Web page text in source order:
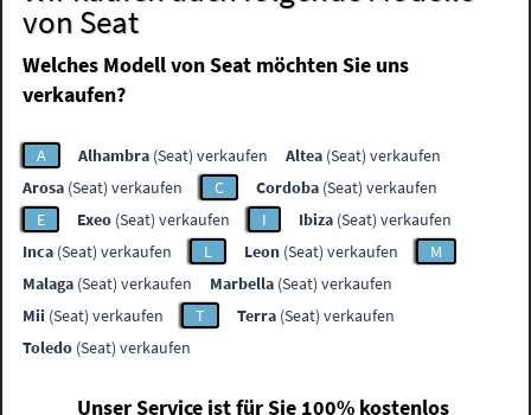
von Seat
Welches Modell von Seat möchten Sie uns
verkaufen?
A Alhambra (Seat) verkaufen Altea (Seat) verkaufen
Arosa (Seat) verkaufen C Cordoba (Seat) verkaufen
E
Exeo (Seat) verkaufen I Ibiza (Seat) verkaufen
Inca (Seat) verkaufen L Leon (Seat) verkaufen
M
Malaga (Seat) verkaufen Marbella (Seat) verkaufen
Mii (Seat) verkaufen T Terra (Seat) verkaufen
Toledo (Seat) verkaufen
Unser Service ist für Sie 100% kostenlos